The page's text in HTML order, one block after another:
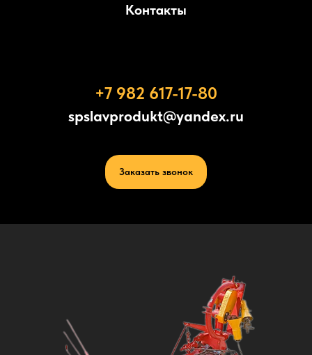
Контакты
+7 982 617-17-80
spslavprodukt@yandex.ru
Заказать звонок